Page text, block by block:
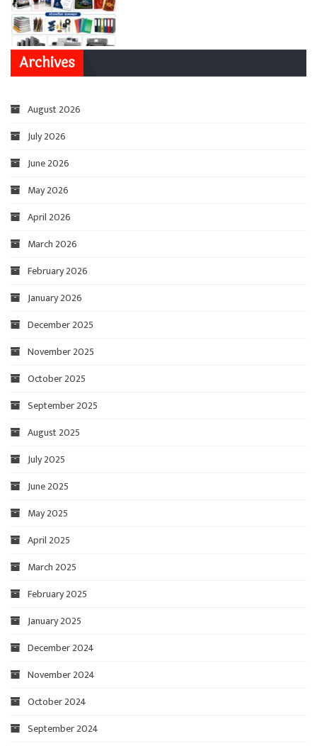
Archives
August 2026
July 2026
June 2026
May 2026
April 2026
March 2026
February 2026
January 2026
December 2025
November 2025
October 2025
September 2025
August 2025
July 2025
June 2025
May 2025
April 2025
March 2025
February 2025
January 2025
December 2024
November 2024
October 2024
September 2024